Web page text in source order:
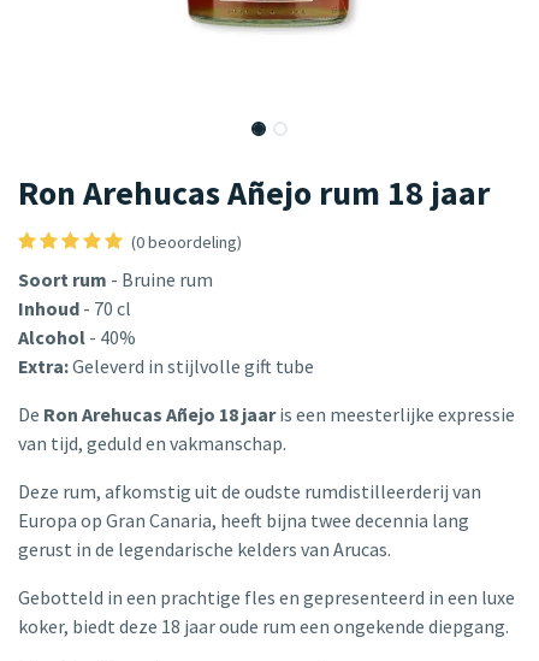
Ron Arehucas Añejo rum 18 jaar
(0 beoordeling)
Soort rum - Bruine rum
Inhoud - 70 cl
Alcohol - 40%
Extra:Geleverd in stijlvolle gift tube
De Ron Arehucas Añejo 18 jaaris een meesterlijke expressie
van tijd, geduld en vakmanschap.
Deze rum, afkomstig uit de oudste rumdistilleerderij van
Europa op Gran Canaria, heeft bijna twee decennia lang
gerust in de legendarische kelders van Arucas.
Gebotteld in een prachtige fles en gepresenteerd in een luxe
koker, biedt deze 18 jaar oude rum een ongekende diepgang.